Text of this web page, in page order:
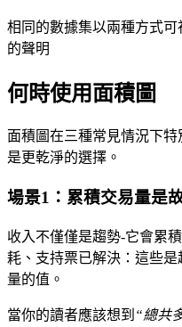
相同的數據集以兩種方式
的聲明
何時使用面積圖
面積圖在三種常見情況下
是更乾淨的選擇。
場景1：累積交易量是
收入不僅僅是趨勢-它會累
耗、支持票已解決：這些
量的值。
當你的讀者應該想到 “總共